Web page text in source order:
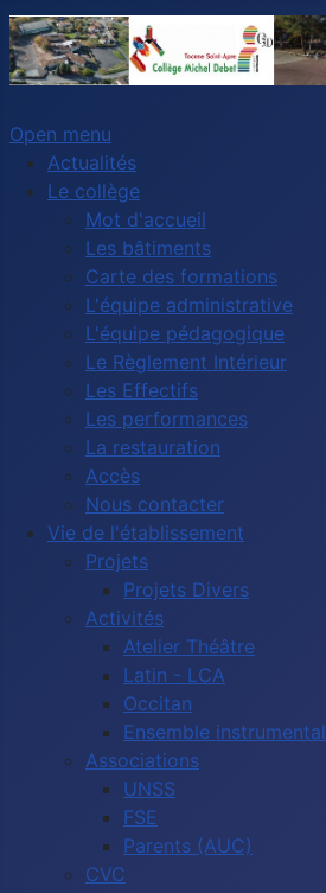
Open menu
Actualités
Le collège
Mot d'accueil
Les bâtiments
Carte des formations
L'équipe administrative
L'équipe pédagogique
Le Règlement Intérieur
Les Effectifs
Les performances
La restauration
Accès
Nous contacter
Vie de l'établissement
Projets
Projets Divers
Activités
Atelier Théâtre
Latin - LCA
Occitan
Ensemble instrumental
Associations
UNSS
FSE
Parents (AUC)
CVC